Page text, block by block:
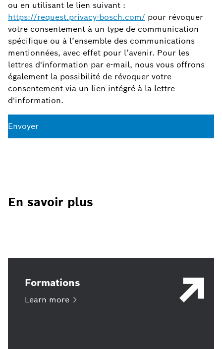
ou en utilisant le lien suivant :
https://request.privacy-bosch.com/ pour révoquer
votre consentement à un type de communication
spécifique ou à l’ensemble des communications
mentionnées, avec effet pour l’avenir. Pour les
lettres d'information par e-mail, nous vous offrons
également la possibilité de révoquer votre
consentement via un lien intégré à la lettre
d'information.
Envoyer
En savoir plus
Formations
Learn more